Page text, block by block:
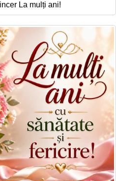
La mulți ani!